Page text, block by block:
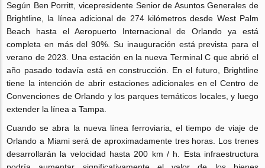
Según Ben Porritt, vicepresidente Senior de Asuntos Generales de
Brightline, la línea adicional de 274 kilómetros desde West Palm
Beach hasta el Aeropuerto Internacional de Orlando ya está
completa en más del 90%. Su inauguración está prevista para el
verano de 2023. Una estación en la nueva Terminal C que abrió el
año pasado todavía está en construcción. En el futuro, Brightline
tiene la intención de abrir estaciones adicionales en el Centro de
Convenciones de Orlando y los parques temáticos locales, y luego
extender la línea a Tampa.
Cuando se abra la nueva línea ferroviaria, el tiempo de viaje de
Orlando a Miami será de aproximadamente tres horas. Los trenes
desarrollarán la velocidad hasta 200 km / h. Esta infraestructura